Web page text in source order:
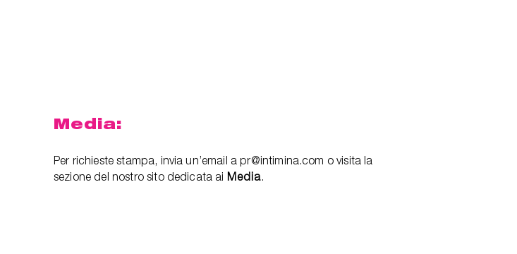
Media:
Per richieste stampa, invia un’email a pr@intimina.com o visita la
sezione del nostro sito dedicata ai Media.